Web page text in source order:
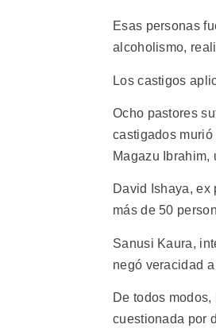
Esas personas
alcoholismo,
Los castigos
Ocho pastores
castigados
Magazu Ibrahim,
David Ishaya,
más de 50
Sanusi Kaura,
negó veracidad
De todos
cuestionada por